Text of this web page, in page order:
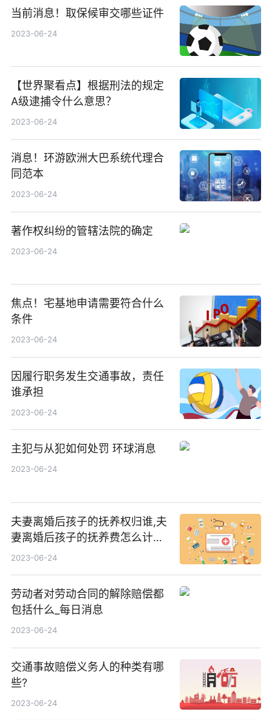
当前消息！取保候审交哪些证件
2023-06-24
【世界聚看点】根据刑法的规定
A级逮捕令什么意思？
2023-06-24
消息！环游欧洲大巴系统代理合
同范本
2023-06-24
著作权纠纷的管辖法院的确定
2023-06-24
焦点！宅基地申请需要符合什么
条件
2023-06-24
因履行职务发生交通事故，责任
谁承担
2023-06-24
主犯与从犯如何处罚 环球消息
2023-06-24
夫妻离婚后孩子的抚养权归谁,夫
妻离婚后孩子的抚养费怎么计算-
世界观点
2023-06-24
劳动者对劳动合同的解除赔偿都
包括什么_每日消息
2023-06-24
交通事故赔偿义务人的种类有哪
些?
2023-06-24